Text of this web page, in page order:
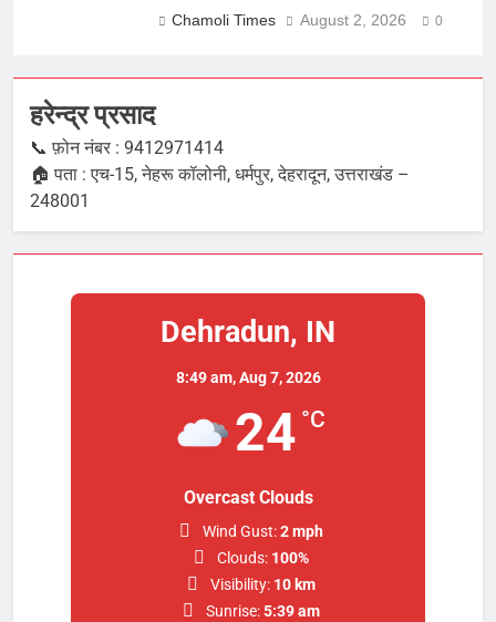
Chamoli Times August 2, 2026 0
हरेन्द्र प्रसाद
📞 फ़ोन नंबर : 9412971414
🏠 पता : एच-15, नेहरू कॉलोनी, धर्मपुर, देहरादून, उत्तराखंड –
248001
Dehradun, IN
8:49 am,Aug 7, 2026
24 °C
Overcast Clouds
Wind Gust:2 mph
Clouds: 100%
Visibility: 10 km
Sunrise:5:39 am